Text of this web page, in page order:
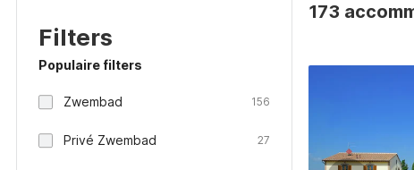
Filters
Populaire filters
Zwembad 156
Privé Zwembad 27
173